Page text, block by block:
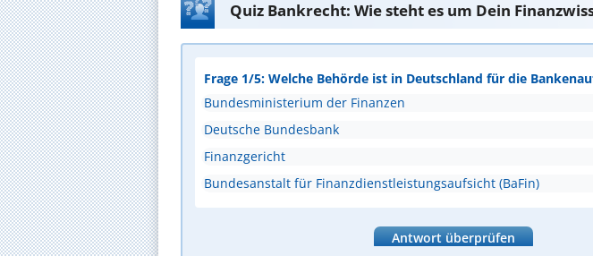
Quiz Bankrecht: Wie steht es um Dein
Frage 1/5: Welche Behörde ist in Deutschland für die
Bundesministerium der Finanzen
Deutsche Bundesbank
Finanzgericht
Bundesanstalt für Finanzdienstleistungsaufsicht (BaFin)
Antwort überprüfen